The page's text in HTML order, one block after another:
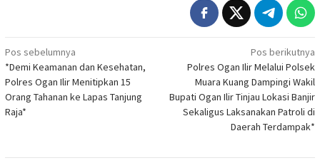
Navigasi
pos
Pos sebelumnya
‎*Demi Keamanan dan Kesehatan,
Polres Ogan Ilir Menitipkan 15
Orang Tahanan ke Lapas Tanjung
Raja*
Pos berikutnya
Polres Ogan Ilir Melalui Polsek
Muara Kuang Dampingi Wakil
Bupati Ogan Ilir Tinjau Lokasi Banjir
Sekaligus Laksanakan Patroli di
Daerah Terdampak*